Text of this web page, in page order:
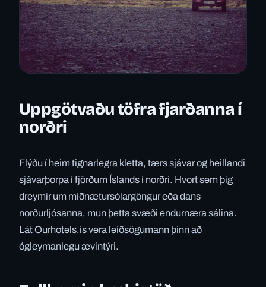
Uppgötvaðu töfra fjarðanna í
norðri
Flýðu í heim tignarlegra kletta, tærs sjávar og heillandi
sjávarþorpa í fjörðum Íslands í norðri. Hvort sem þig
dreymir um miðnætursólargöngur eða dans
norðurljósanna, mun þetta svæði endurnæra sálina.
Lát Ourhotels.is vera leiðsögumann þinn að
ógleymanlegu ævintýri.